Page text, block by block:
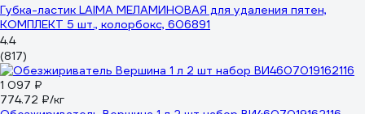
Губка-ластик LAIMA МЕЛАМИНОВАЯ для удаления пятен,
КОМПЛЕКТ 5 шт., колорбокс, 606891
4.4
(817)
1 097 ₽
774.72 ₽/кг